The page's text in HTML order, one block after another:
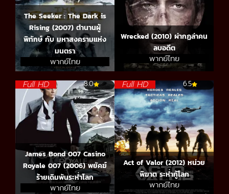
The Seeker : The Dark is
Rising (2007) ตำนานผู้
พิทักษ์ กับ มหาสงครามแห่ง
มนตรา
พากย์ไทย
Wrecked (2010) ผ่ากฏล่าคน
ลบอดีต
พากย์ไทย
Full HD 8.0
James Bond 007 Casino
Royale 007 (2006) พยัคฆ์
ร้ายเดิมพันระห่ำโลก
พากย์ไทย
Full HD 6.5
Act of Valor (2012) หน่วย
พิฆาต ระห่ำกู้โลก
พากย์ไทย